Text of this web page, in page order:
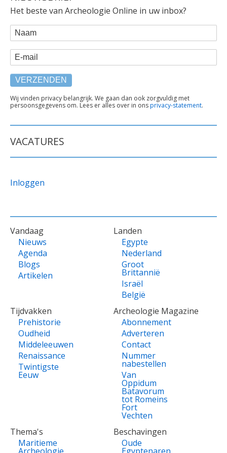
Het beste van Archeologie Online in uw inbox?
WEBFORM
Naam
E-mail
TEKST
ONDER
Wij vinden privacy belangrijk. We gaan dan ook zorgvuldig met
persoonsgegevens om. Lees er alles over in onsprivacy-statement.
VACATURES
Inloggen
VOET
Vandaag
Nieuws
Agenda
Blogs
Artikelen
Landen
Egypte
Nederland
Groot
Brittannië
Israël
België
Tijdvakken
Prehistorie
Oudheid
Middeleeuwen
Renaissance
Twintigste
Eeuw
Archeologie Magazine
Abonnement
Adverteren
Contact
Nummer
nabestellen
Van
Oppidum
Batavorum
tot Romeins
Fort
Vechten
Thema's
Maritieme
Archeologie
Beschavingen
Oude
Egyptenaren